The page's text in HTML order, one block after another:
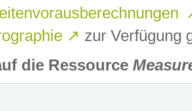
↗ zur Verfügung
die Ressource